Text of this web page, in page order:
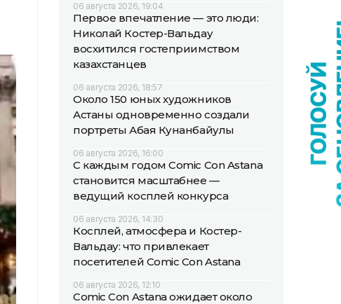
06 августа 2026, 19:04
Первое впечатление — это люди:
Николай Костер-Вальдау
восхитился гостеприимством
казахстанцев
06 августа 2026, 18:57
Около 150 юных художников
Астаны одновременно создали
портреты Абая Кунанбайулы
06 августа 2026, 16:00
С каждым годом Comic Con Astana
становится масштабнее —
ведущий косплей конкурса
06 августа 2026, 14:30
Косплей, атмосфера и Костер-
Вальдау: что привлекает
посетителей Comic Con Astana
06 августа 2026, 12:10
Comic Con Astana ожидает около